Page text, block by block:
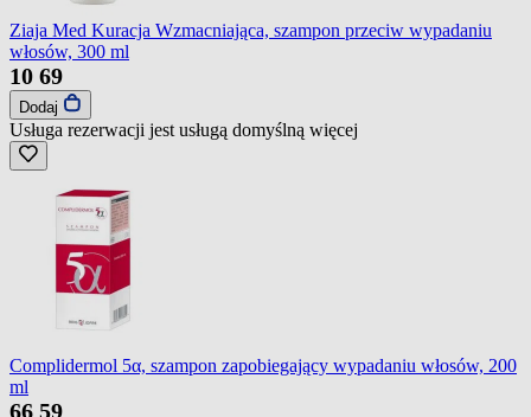
Ziaja Med Kuracja Wzmacniająca, szampon przeciw wypadaniu
włosów, 300 ml
10 69
Dodaj
Usługa rezerwacji jest usługą domyślną więcej
Complidermol 5α, szampon zapobiegający wypadaniu włosów, 200
ml
66 59